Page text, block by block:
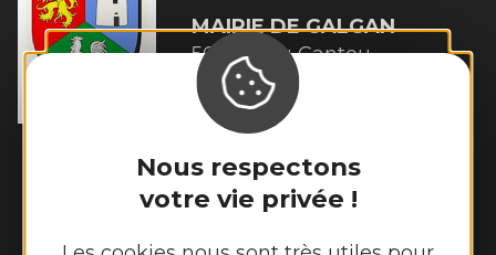
Nous respectons
votre vie privée !
MAIRIE DEGALGAN
56 Rue du Cantou
12220 Galgan
Tél. :05 65 80 41 08
Horaires d'ouverture :
Lundi et mardi de 13h00 à 16h45
Mercredi de 14h00 à 16h45
Jeudi et vendredi de 13h00 à 16h45